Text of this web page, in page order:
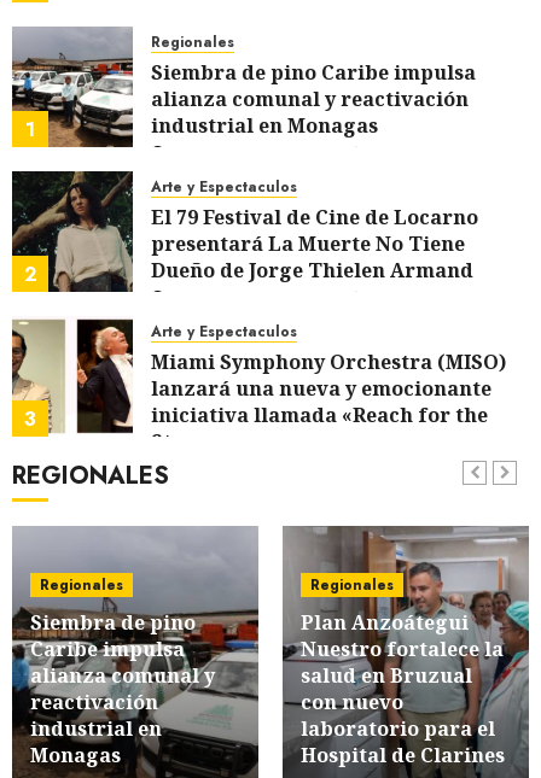
concretarse
5 DE AGOSTO DE 2026 0
1
Regionales
Siembra de pino Caribe impulsa
alianza comunal y reactivación
industrial en Monagas
2
Arte y Espectaculos
El 79 Festival de Cine de Locarno
presentará La Muerte No Tiene
Dueño de Jorge Thielen Armand
3
Arte y Espectaculos
Miami Symphony Orchestra (MISO)
lanzará una nueva y emocionante
iniciativa llamada «Reach for the
Stars»
Regionales
salud en Bruzual con nuevo
laboratorio para el Hospital de
5 DE AGOSTO DE 2026 0
5
Regionales
Cleanz aprueba en 1ra discusión
Proyecto de Ley en cuanto a
Prevención en caso de Desastres
Naturales en el estado
5 DE AGOSTO DE 2026 0
Regionales
REGIONALES
Regionales
Siembra de pino
Caribe impulsa
alianza comunal y
reactivación
industrial en
Monagas
Regionales
Plan Anzoátegui
Nuestro fortalece la
salud en Bruzual
con nuevo
laboratorio para el
Hospital de Clarines